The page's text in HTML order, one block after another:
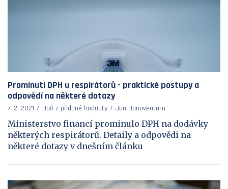
Prominutí DPH u respirátorů - praktické postupy a
odpovědí na některé dotazy
7. 2. 2021 Daň z přidané hodnoty Jan Bonaventura
Ministerstvo financí prominulo DPH na dodávky
některých respirátorů. Detaily a odpovědi na
některé dotazy v dnešním článku